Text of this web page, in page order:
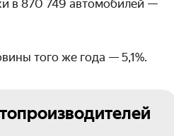
в 870 749 автомобилей —
того же года — 5,1%.